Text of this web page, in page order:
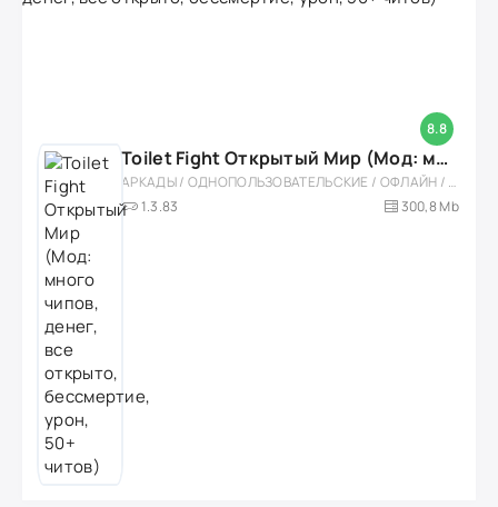
8.8
Toilet Fight Открытый Мир (Мод: много чипов, денег, все открыто, бессмертие, урон, 50+ читов)
АРКАДЫ / ОДНОПОЛЬЗОВАТЕЛЬСКИЕ / ОФЛАЙН / МОД / РОЛЕВЫЕ / ШУТЕРЫ / ОТКРЫТЫЙ МИР / ВСТРОЕННЫЙ КЕШ / 3D / ЭКШЕНЫ / ТУАЛЕТНЫЕ ВОЙНЫ / ДЛЯ ДЕТЕЙ
1.3.83
300,8 Mb